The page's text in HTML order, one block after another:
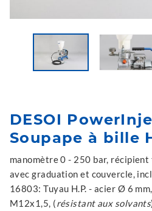
DESOI
Soupape à bille
manomètre 0 - 250 bar,
avec graduation et couvercle,
16803: Tuyau H.P. - acier Ø 6
M12x1,5, (résistant aux solvants